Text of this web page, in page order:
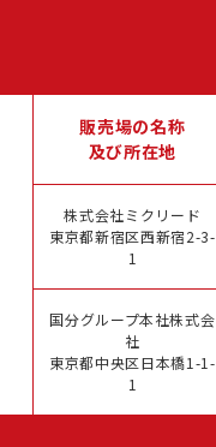
販売場の名称
及び所在地
株式会社ミクリード
東京都新宿区西新宿2-3-
1
国分グループ本社株式会
社
東京都中央区日本橋1-1-
1